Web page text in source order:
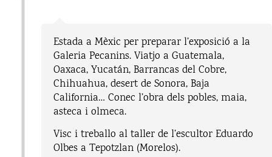
Estada a Mèxic per preparar l’exposició a la
Galeria Pecanins. Viatjo a Guatemala,
Oaxaca, Yucatán, Barrancas del Cobre,
Chihuahua, desert de Sonora, Baja
California… Conec l’obra dels pobles, maia,
asteca i olmeca.
Visc i treballo al taller de l’escultor Eduardo
Olbes a Tepotzlan (Morelos).